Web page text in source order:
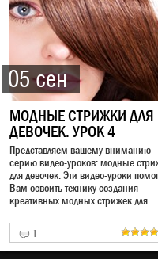
05 сен
МОДНЫЕ СТРИЖКИ ДЛЯ
ДЕВОЧЕК. УРОК 4
Представляем вашему вниманию
серию видео-уроков: модные
для девочек. Эти видео-уроки
Вам освоить технику создания
креативных модных стрижек для...
1